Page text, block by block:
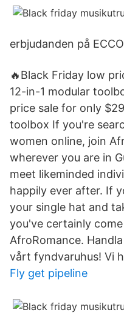
erbjudanden på
🔥Black Friday low
12-in-1 modular
price sale for only
toolbox If you're
women online, join
wherever you are in
meet likeminded
happily ever after. If
your single hat and
you've certainly
AfroRomance.
vårt fyndvaruhus! Vi
Fly get pipeline